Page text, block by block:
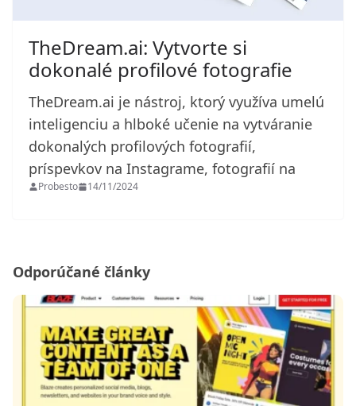
TheDream.ai: Vytvorte si
dokonalé profilové fotografie
TheDream.ai je nástroj, ktorý využíva umelú
inteligenciu a hlboké učenie na vytváranie
dokonalých profilových fotografií,
príspevkov na Instagrame, fotografií na
Probesto 14/11/2024
Odporúčané články